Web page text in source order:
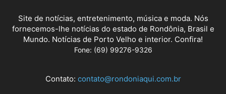
Site de notícias, entretenimento, música e moda. Nós
fornecemos-lhe notícias do estado de Rondônia, Brasil e
Mundo. Notícias de Porto Velho e interior. Confira!
Fone: (69) 99276-9326
Contato: contato@rondoniaqui.com.br